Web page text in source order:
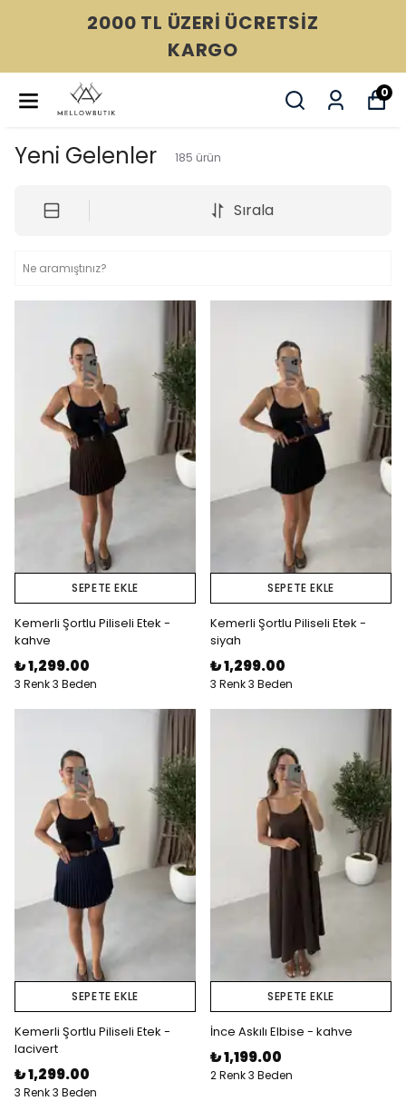
HAVALE VE EFT ÖDEMELERİNDE
%5 İNDİRİM AVANTAJI
0
Yeni Gelenler 185 ürün
Sırala
SEPETE EKLE
Kemerli Şortlu Piliseli Etek -
kahve
₺ 1,299.00
3 Renk 3 Beden
SEPETE EKLE
Kemerli Şortlu Piliseli Etek -
siyah
₺ 1,299.00
3 Renk 3 Beden
SEPETE EKLE
Kemerli Şortlu Piliseli Etek -
lacivert
₺ 1,299.00
3 Renk 3 Beden
SEPETE EKLE
İnce Askılı Elbise - kahve
₺ 1,199.00
2 Renk 3 Beden